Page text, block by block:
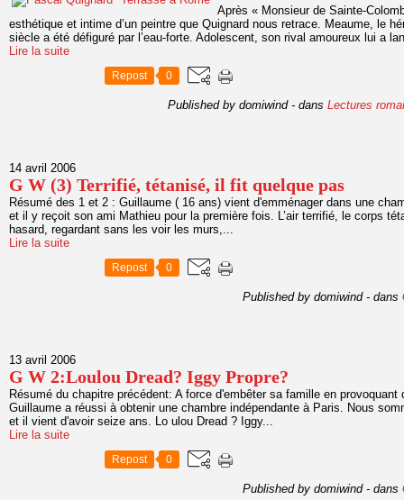
Après « Monsieur de Sainte-
esthétique et intime d’un peintre que Quignard nous retrace. Meaume, le
siècle a été défiguré par l’eau-forte. Adolescent, son rival amoureux lui a
Lire la suite
Repost 0
Published by domiwind - dans Lectures
14 avril 2006
G W (3) Terrifié, tétanisé, il fit quelque pas
Résumé des 1 et 2 : Guillaume ( 16 ans) vient d'emménager dans une
et il y reçoit son ami Mathieu pour la première fois. L’air terrifié, le corps
hasard, regardant sans les voir les murs,...
Lire la suite
Repost 0
Published by domiwind - dans
13 avril 2006
G W 2:Loulou Dread? Iggy Propre?
Résumé du chapitre précédent: A force d'embêter sa famille en
Guillaume a réussi à obtenir une chambre indépendante à Paris. Nous
et il vient d'avoir seize ans. Lo ulou Dread ? Iggy...
Lire la suite
Repost 0
Published by domiwind - dans